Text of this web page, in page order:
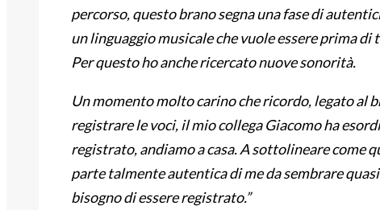
percorso, questo brano segna una fase di
un linguaggio musicale che vuole essere prima
Per questo ho anche ricercato nuove sonorità.
Un momento molto carino che ricordo, legato al
registrare le voci, il mio collega Giacomo ha
registrato, andiamo a casa. A sottolineare come
parte talmente autentica di me da sembrare
bisogno di essere registrato.”